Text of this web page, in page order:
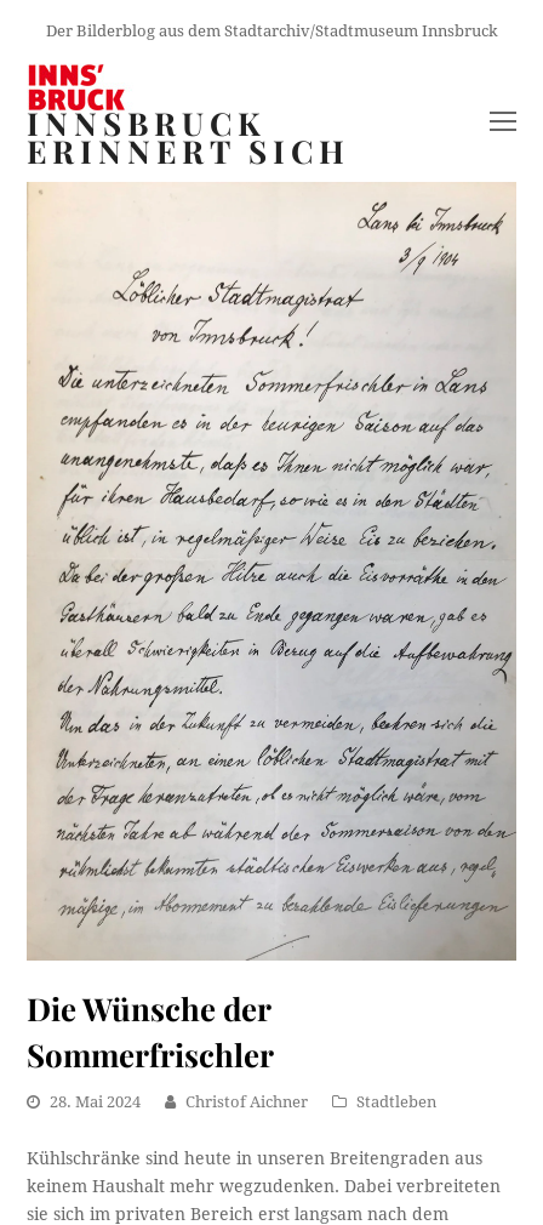
Der Bilderblog aus dem Stadtarchiv/Stadtmuseum Innsbruck
INNSBRUCK
ERINNERT SICH
Die Wünsche der
Sommerfrischler
28. Mai 2024 Christof Aichner Stadtleben
Kühlschränke sind heute in unseren Breitengraden aus
keinem Haushalt mehr wegzudenken. Dabei verbreiteten
sie sich im privaten Bereich erst langsam nach dem